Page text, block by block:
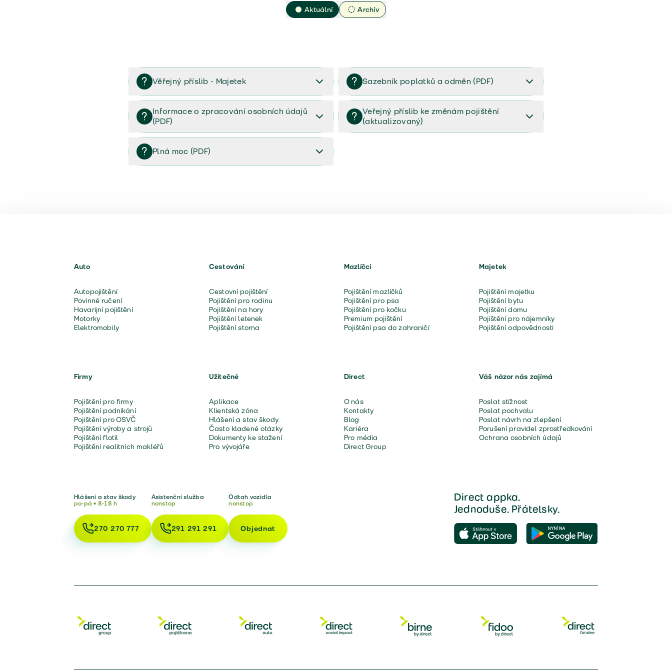
Aktuální Archív
Věřejný příslib - Majetek
Věřejný příslib majetek 2023
Sazebník poplatků a odměn (PDF)
Sazebník poplatků a odměn (PDF)
Informace o zpracování osobních údajů
(PDF)
Informace o zpracování osobních údajů (PDF)
Veřejný příslib ke změnám pojištění
(aktualizovaný)
Plná moc (PDF)
Auto
Autopojištění
Povinné ručení
Havarijní pojištění
Motorky
Elektromobily
Cestování
Cestovní pojištění
Pojištění pro rodinu
Pojištění na hory
Pojištění letenek
Pojištění storna
Mazlíčci
Pojištění mazlíčků
Pojištění pro psa
Pojištění pro kočku
Premium pojištění
Pojištění psa do zahraničí
Majetek
Pojištění majetku
Pojištění bytu
Pojištění domu
Pojištění pro nájemníky
Pojištění odpovědnosti
Firmy
Pojištění pro firmy
Pojištění podnikání
Pojištění pro OSVČ
Pojištění výroby a strojů
Pojištění flotil
Pojištění realitních makléřů
Užitečné
Aplikace
Klientská zóna
Hlášení a stav škody
Často kladené otázky
Dokumenty ke stažení
Pro vývojáře
Direct
O nás
Kontakty
Blog
Kariéra
Pro média
Direct Group
Váš názor nás zajímá
Poslat stížnost
Poslat pochvalu
Poslat návrh na zlepšení
Porušení pravidel zprostředkování
Ochrana osobních údajů
Hlášení a stav škody
po-pá • 8-18 h
270 270 777
Asistenční služba
nonstop
291 291 291
Odtah vozidla
nonstop
Objednat
Direct appka.
Jednoduše. Přátelsky.